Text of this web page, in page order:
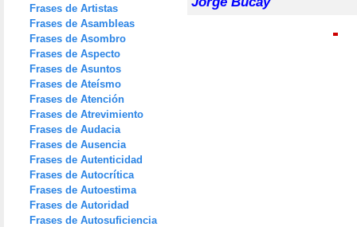
Frases de Artistas
Frases de Asambleas
Frases de Asombro
Frases de Aspecto
Frases de Asuntos
Frases de Ateísmo
Frases de Atención
Frases de Atrevimiento
Frases de Audacia
Frases de Ausencia
Frases de Autenticidad
Frases de Autocrítica
Frases de Autoestima
Frases de Autoridad
Frases de Autosuficiencia